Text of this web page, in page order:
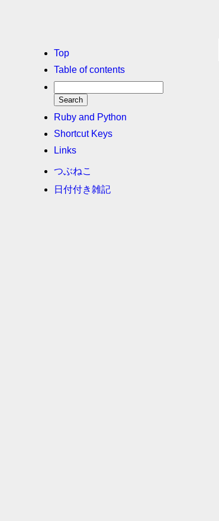
Top
Table of contents
Ruby and Python
Shortcut Keys
Links
つぶねこ
日付付き雑記